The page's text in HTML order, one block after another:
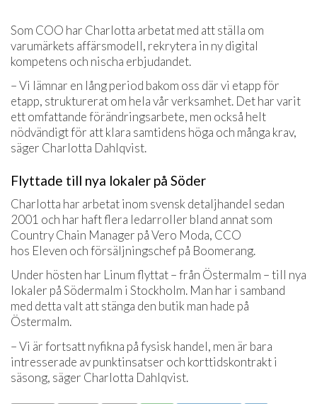
Som COO har Charlotta arbetat med att ställa om
varumärkets affärsmodell, rekrytera in ny digital
kompetens och nischa erbjudandet.
– Vi lämnar en lång period bakom oss där vi etapp för
etapp, strukturerat om hela vår verksamhet. Det har varit
ett omfattande förändringsarbete, men också helt
nödvändigt för att klara samtidens höga och många krav,
säger Charlotta Dahlqvist.
Flyttade till nya lokaler på Söder
Charlotta har arbetat inom svensk detaljhandel sedan
2001 och har haft flera ledarroller bland annat som
Country Chain Manager på Vero Moda, CCO
hos Eleven och försäljningschef på Boomerang.
Under hösten har Linum flyttat – från Östermalm – till nya
lokaler på Södermalm i Stockholm. Man har i samband
med detta valt att stänga den butik man hade på
Östermalm.
– Vi är fortsatt nyfikna på fysisk handel, men är bara
intresserade av punktinsatser och korttidskontrakt i
säsong, säger Charlotta Dahlqvist.